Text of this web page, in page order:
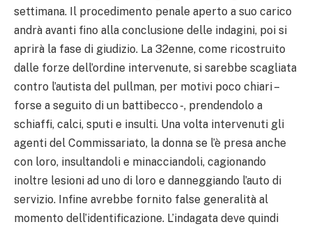
settimana. Il procedimento penale aperto a suo carico
andrà avanti fino alla conclusione delle indagini, poi si
aprirà la fase di giudizio. La 32enne, come ricostruito
dalle forze dell’ordine intervenute, si sarebbe scagliata
contro l’autista del pullman, per motivi poco chiari –
forse a seguito di un battibecco -, prendendolo a
schiaffi, calci, sputi e insulti. Una volta intervenuti gli
agenti del Commissariato, la donna se l’è presa anche
con loro, insultandoli e minacciandoli, cagionando
inoltre lesioni ad uno di loro e danneggiando l’auto di
servizio. Infine avrebbe fornito false generalità al
momento dell’identificazione. L’indagata deve quindi